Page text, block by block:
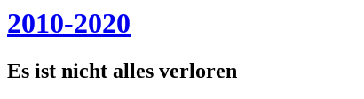
2010-2020
Es ist nicht alles verloren